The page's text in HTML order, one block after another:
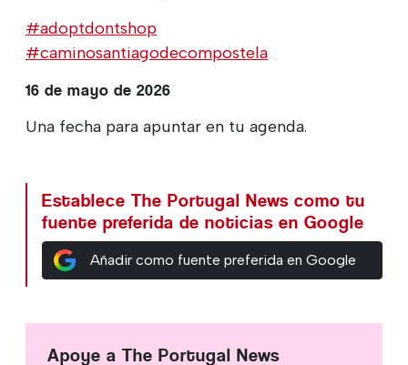
#adoptdontshop
#caminosantiagodecompostela
16 de mayo de 2026
Una fecha para apuntar en tu agenda.
Establece The Portugal News como tu
fuente preferida de noticias en Google
Añadir como fuente preferida en Google
Apoye a The Portugal News